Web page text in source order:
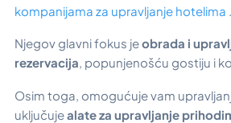
kompanijama za upravljanje hotelima .
Njegov glavni fokus jeobrada i
rezervacija, popunjenošću gostiju i
Osim toga, omogućuje vam
uključujealate za upravljanje